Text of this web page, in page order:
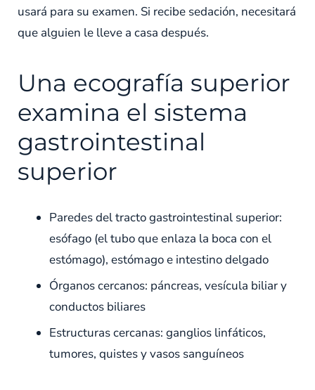
usará para su examen. Si recibe sedación, necesitará
que alguien le lleve a casa después.
Una ecografía superior
examina el sistema
gastrointestinal
superior
Paredes del tracto gastrointestinal superior:
esófago (el tubo que enlaza la boca con el
estómago), estómago e intestino delgado
Órganos cercanos: páncreas, vesícula biliar y
conductos biliares
Estructuras cercanas: ganglios linfáticos,
tumores, quistes y vasos sanguíneos